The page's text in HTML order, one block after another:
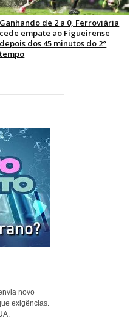
Ganhando de 2 a 0, Ferroviária
cede empate ao Figueirense
depois dos 45 minutos do 2°
tempo
novo
exigências.